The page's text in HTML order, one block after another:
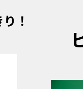
！